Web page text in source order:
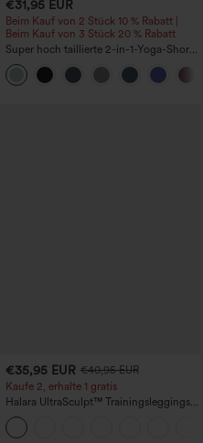
+23
€31,95 EUR
Beim Kauf von 2 Stück 10 % Rabatt |
Beim Kauf von 3 Stück 20 % Rabatt
Super hoch taillierte 2-in-1-Yoga-Shorts
mit Gesäßtasche und Seitentasche-
längere Länge
€35,95 EUR €40,95 EUR
Kaufe 2, erhalte 1 gratis
Halara UltraSculpt™ Trainingsleggings
mit hohem Bund – raffende Push-up-
Po-Form, Bauchkontrolle, Taschen und